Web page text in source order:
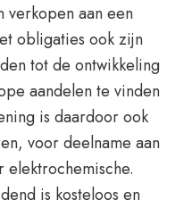
verkopen aan een
obligaties ook zijn
tot de ontwikkeling
aandelen te vinden
is daardoor ook
voor deelname aan
elektrochemische.
is kosteloos en